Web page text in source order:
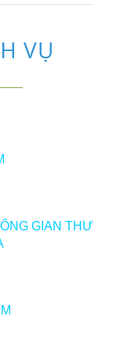
VỤ
GIAN THƯ